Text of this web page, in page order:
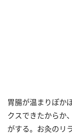
胃腸が温まりぽか
クスできたからか
がする。お灸のリ